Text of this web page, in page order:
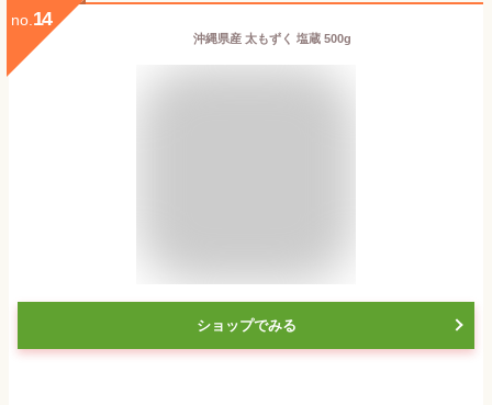
no. 14
沖縄県産 太もずく 塩蔵 500g
ショップでみる